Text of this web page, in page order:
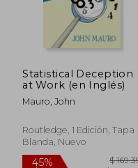
Statistical Deception
at Work (en Inglés)
Mauro, John
Routledge, 1 Edición, Tapa
Blanda, Nuevo